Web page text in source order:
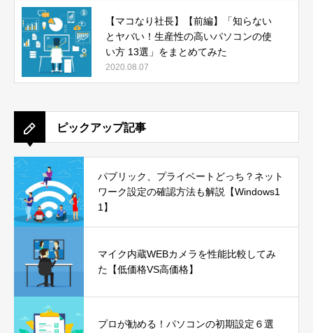
【マコなり社長】【前編】「知らない
とヤバい！生産性の高いパソコンの使
い方 13選」をまとめてみた
2020.08.07
ピックアップ記事
パブリック、プライベートどっち？ネット
ワーク設定の確認方法も解説【Windows1
1】
マイク内蔵WEBカメラを性能比較してみ
た【低価格VS高価格】
プロが勧める！パソコンの初期設定６選